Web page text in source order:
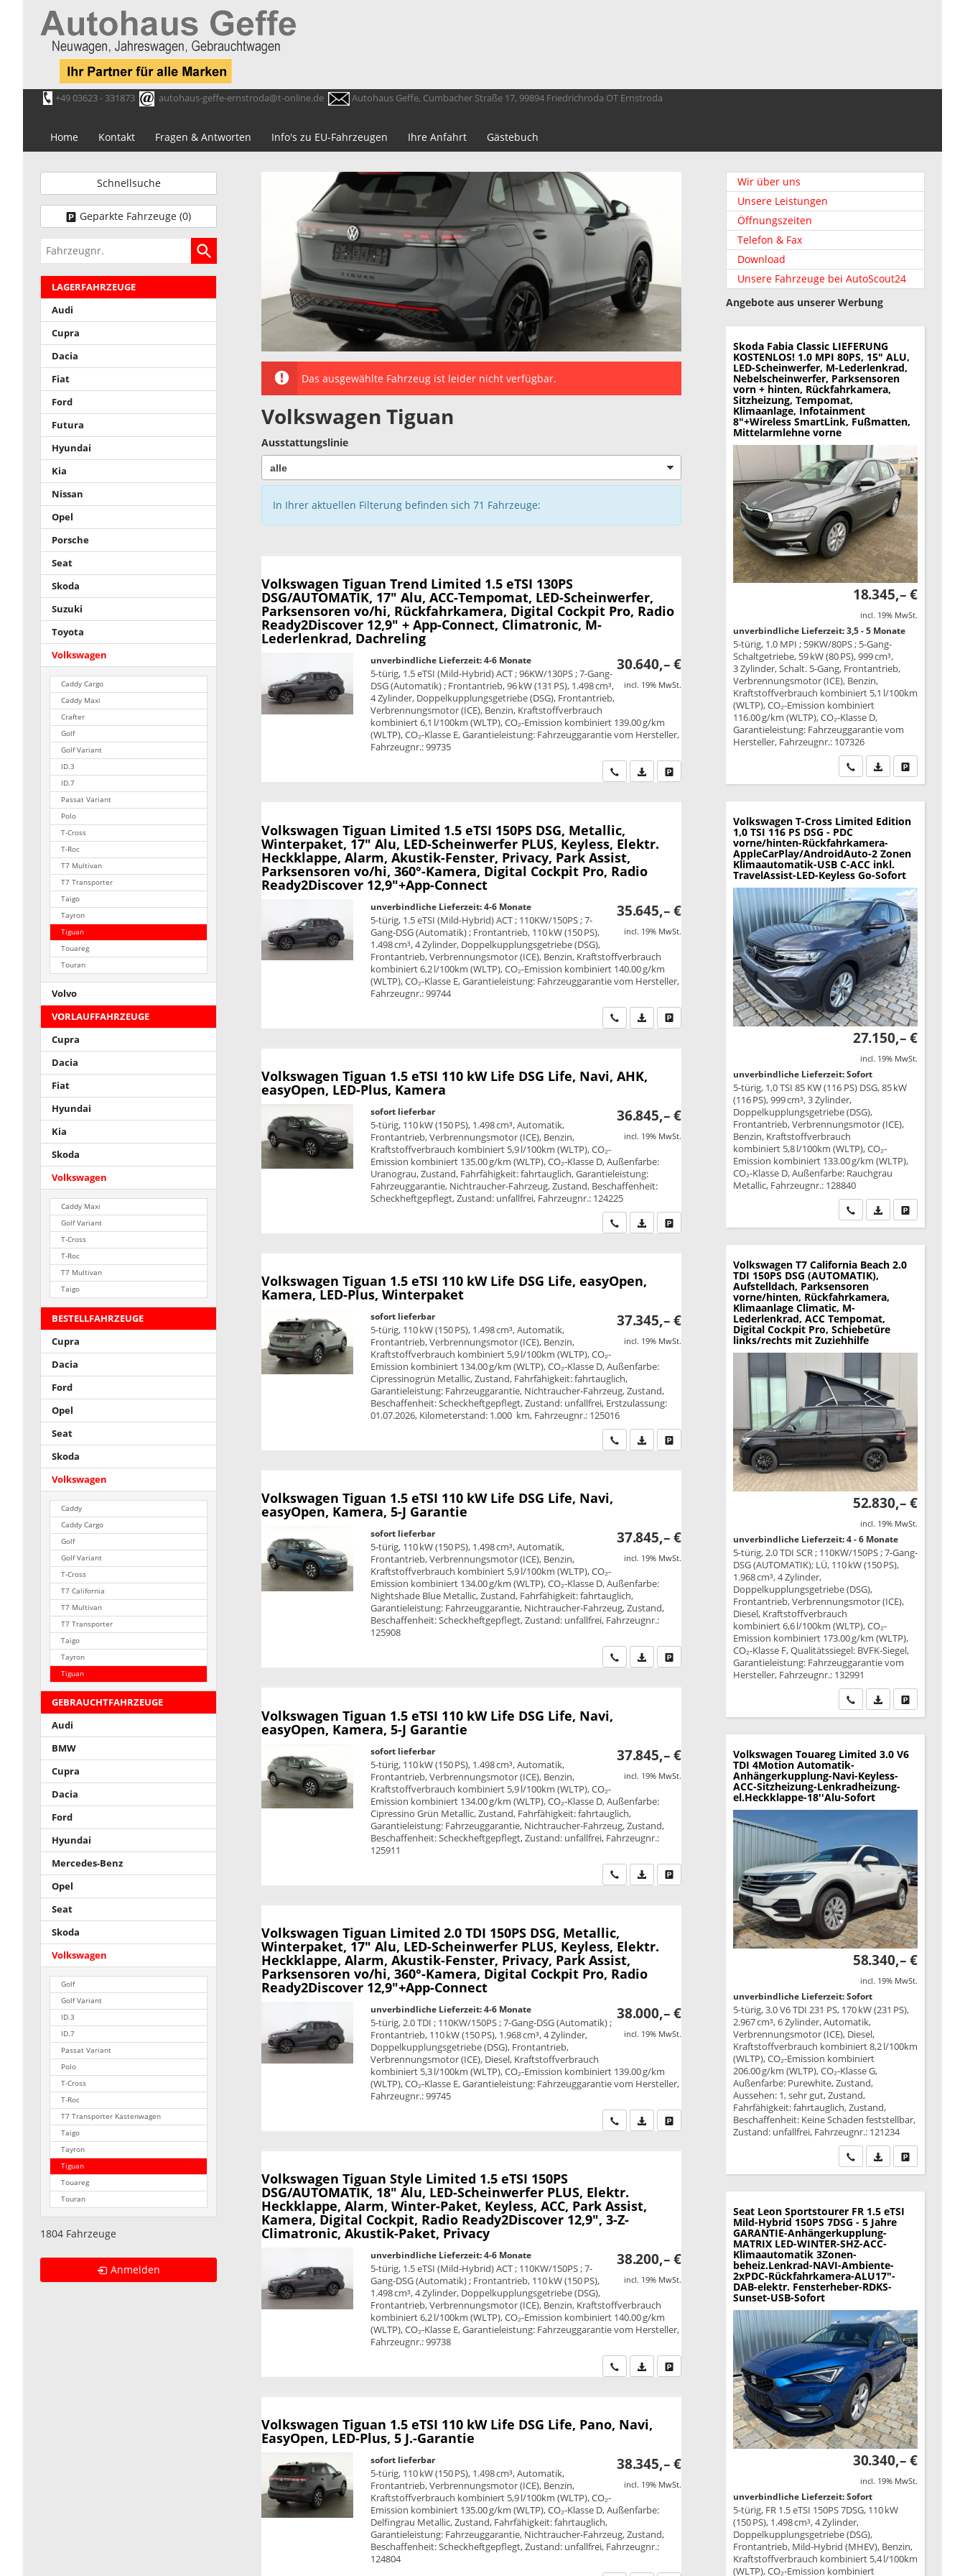
+49 03623 - 331873 autohaus-geffe-ernstroda@t-online.de Autohaus Geffe, Cumbacher Straße 17, 99894 Friedrichroda OT Ernstroda
Home Kontakt Fragen & Antworten Info's zu EU-Fahrzeugen Ihre Anfahrt Gästebuch
Das ausgewählte Fahrzeug ist leider nicht verfügbar.
Volkswagen Tiguan
Ausstattungslinie
In Ihrer aktuellen Filterung befinden sich 71 Fahrzeuge:
Volkswagen Tiguan Trend Limited 1.5 eTSI 130PS
DSG/AUTOMATIK, 17" Alu, ACC-Tempomat, LED-Scheinwerfer,
Parksensoren vo/hi, Rückfahrkamera, Digital Cockpit Pro, Radio
Ready2Discover 12,9" + App-Connect, Climatronic, M-
Lederlenkrad, Dachreling
30.640,– €
incl. 19% MwSt.
unverbindliche Lieferzeit: 4-6 Monate
5-türig, 1.5 eTSI (Mild-Hybrid) ACT ; 96KW/130PS ; 7-Gang-
DSG (Automatik) ; Frontantrieb, 96 kW (131 PS), 1.498 cm³,
4 Zylinder, Doppelkupplungsgetriebe (DSG), Frontantrieb,
Verbrennungsmotor (ICE), Benzin, Kraftstoffverbrauch
kombiniert 6,1 l/100km (WLTP), CO₂-Emission kombiniert 139.00 g/km
(WLTP), CO₂-Klasse E, Garantieleistung: Fahrzeuggarantie vom Hersteller,
Fahrzeugnr.: 99735
Wir rufen Sie anPDF-Datei, Fahrzeugexposé drucken
Volkswagen Tiguan Limited 1.5 eTSI 150PS DSG, Metallic,
Winterpaket, 17" Alu, LED-Scheinwerfer PLUS, Keyless, Elektr.
Heckklappe, Alarm, Akustik-Fenster, Privacy, Park Assist,
Parksensoren vo/hi, 360°-Kamera, Digital Cockpit Pro, Radio
Ready2Discover 12,9"+App-Connect
35.645,– €
incl. 19% MwSt.
unverbindliche Lieferzeit: 4-6 Monate
5-türig, 1.5 eTSI (Mild-Hybrid) ACT ; 110KW/150PS ; 7-
Gang-DSG (Automatik) ; Frontantrieb, 110 kW (150 PS),
1.498 cm³, 4 Zylinder, Doppelkupplungsgetriebe (DSG),
Frontantrieb, Verbrennungsmotor (ICE), Benzin, Kraftstoffverbrauch
kombiniert 6,2 l/100km (WLTP), CO₂-Emission kombiniert 140.00 g/km
(WLTP), CO₂-Klasse E, Garantieleistung: Fahrzeuggarantie vom Hersteller,
Fahrzeugnr.: 99744
Wir rufen Sie anPDF-Datei, Fahrzeugexposé drucken
Drucken, parken oder vergleichen
Volkswagen Tiguan 1.5 eTSI 110 kW Life DSG Life, Navi, AHK,
easyOpen, LED-Plus, Kamera
36.845,– €
incl. 19% MwSt.
sofort lieferbar
5-türig, 110 kW (150 PS), 1.498 cm³, Automatik,
Frontantrieb, Verbrennungsmotor (ICE), Benzin,
Kraftstoffverbrauch kombiniert 5,9 l/100km (WLTP), CO₂-
Emission kombiniert 135.00 g/km (WLTP), CO₂-Klasse D, Außenfarbe:
Uranograu, Zustand, Fahrfähigkeit: fahrtauglich, Garantieleistung:
Fahrzeuggarantie, Nichtraucher-Fahrzeug, Zustand, Beschaffenheit:
Scheckheftgepflegt, Zustand: unfallfrei, Fahrzeugnr.: 124225
Wir rufen Sie anPDF-Datei, Fahrzeugexposé drucken
Volkswagen Tiguan 1.5 eTSI 110 kW Life DSG Life, easyOpen,
Kamera, LED-Plus, Winterpaket
37.345,– €
incl. 19% MwSt.
sofort lieferbar
5-türig, 110 kW (150 PS), 1.498 cm³, Automatik,
Frontantrieb, Verbrennungsmotor (ICE), Benzin,
Kraftstoffverbrauch kombiniert 5,9 l/100km (WLTP), CO₂-
Emission kombiniert 134.00 g/km (WLTP), CO₂-Klasse D, Außenfarbe:
Cipressinogrün Metallic, Zustand, Fahrfähigkeit: fahrtauglich,
Garantieleistung: Fahrzeuggarantie, Nichtraucher-Fahrzeug, Zustand,
Beschaffenheit: Scheckheftgepflegt, Zustand: unfallfrei, Erstzulassung:
01.07.2026, Kilometerstand: 1.000 km, Fahrzeugnr.: 125016
Wir rufen Sie anPDF-Datei, Fahrzeugexposé drucken
Drucken, parken oder vergleichen
Volkswagen Tiguan 1.5 eTSI 110 kW Life DSG Life, Navi,
easyOpen, Kamera, 5-J Garantie
37.845,– €
incl. 19% MwSt.
sofort lieferbar
5-türig, 110 kW (150 PS), 1.498 cm³, Automatik,
Frontantrieb, Verbrennungsmotor (ICE), Benzin,
Kraftstoffverbrauch kombiniert 5,9 l/100km (WLTP), CO₂-
Emission kombiniert 134.00 g/km (WLTP), CO₂-Klasse D, Außenfarbe:
Nightshade Blue Metallic, Zustand, Fahrfähigkeit: fahrtauglich,
Garantieleistung: Fahrzeuggarantie, Nichtraucher-Fahrzeug, Zustand,
Beschaffenheit: Scheckheftgepflegt, Zustand: unfallfrei, Fahrzeugnr.:
125908
Wir rufen Sie anPDF-Datei, Fahrzeugexposé drucken
Drucken, parken oder vergleichen
Volkswagen Tiguan 1.5 eTSI 110 kW Life DSG Life, Navi,
easyOpen, Kamera, 5-J Garantie
37.845,– €
incl. 19% MwSt.
sofort lieferbar
5-türig, 110 kW (150 PS), 1.498 cm³, Automatik,
Frontantrieb, Verbrennungsmotor (ICE), Benzin,
Kraftstoffverbrauch kombiniert 5,9 l/100km (WLTP), CO₂-
Emission kombiniert 134.00 g/km (WLTP), CO₂-Klasse D, Außenfarbe:
Cipressino Grün Metallic, Zustand, Fahrfähigkeit: fahrtauglich,
Garantieleistung: Fahrzeuggarantie, Nichtraucher-Fahrzeug, Zustand,
Beschaffenheit: Scheckheftgepflegt, Zustand: unfallfrei, Fahrzeugnr.:
125911
Wir rufen Sie anPDF-Datei, Fahrzeugexposé drucken
Drucken, parken oder vergleichen
Volkswagen Tiguan Limited 2.0 TDI 150PS DSG, Metallic,
Winterpaket, 17" Alu, LED-Scheinwerfer PLUS, Keyless, Elektr.
Heckklappe, Alarm, Akustik-Fenster, Privacy, Park Assist,
Parksensoren vo/hi, 360°-Kamera, Digital Cockpit Pro, Radio
Ready2Discover 12,9"+App-Connect
38.000,– €
incl. 19% MwSt.
unverbindliche Lieferzeit: 4-6 Monate
5-türig, 2.0 TDI ; 110KW/150PS ; 7-Gang-DSG (Automatik) ;
Frontantrieb, 110 kW (150 PS), 1.968 cm³, 4 Zylinder,
Doppelkupplungsgetriebe (DSG), Frontantrieb,
Verbrennungsmotor (ICE), Diesel, Kraftstoffverbrauch
kombiniert 5,3 l/100km (WLTP), CO₂-Emission kombiniert 139.00 g/km
(WLTP), CO₂-Klasse E, Garantieleistung: Fahrzeuggarantie vom Hersteller,
Fahrzeugnr.: 99745
Wir rufen Sie anPDF-Datei, Fahrzeugexposé drucken
Drucken, parken oder vergleichen
Volkswagen Tiguan Style Limited 1.5 eTSI 150PS
DSG/AUTOMATIK, 18" Alu, LED-Scheinwerfer PLUS, Elektr.
Heckklappe, Alarm, Winter-Paket, Keyless, ACC, Park Assist,
Kamera, Digital Cockpit, Radio Ready2Discover 12,9", 3-Z-
Climatronic, Akustik-Paket, Privacy
38.200,– €
incl. 19% MwSt.
unverbindliche Lieferzeit: 4-6 Monate
5-türig, 1.5 eTSI (Mild-Hybrid) ACT ; 110KW/150PS ; 7-
Gang-DSG (Automatik) ; Frontantrieb, 110 kW (150 PS),
1.498 cm³, 4 Zylinder, Doppelkupplungsgetriebe (DSG),
Frontantrieb, Verbrennungsmotor (ICE), Benzin, Kraftstoffverbrauch
kombiniert 6,2 l/100km (WLTP), CO₂-Emission kombiniert 140.00 g/km
(WLTP), CO₂-Klasse E, Garantieleistung: Fahrzeuggarantie vom Hersteller,
Fahrzeugnr.: 99738
Wir rufen Sie anPDF-Datei, Fahrzeugexposé drucken
Drucken, parken oder vergleichen
Volkswagen Tiguan 1.5 eTSI 110 kW Life DSG Life, Pano, Navi,
EasyOpen, LED-Plus, 5 J.-Garantie
38.345,– €
incl. 19% MwSt.
sofort lieferbar
5-türig, 110 kW (150 PS), 1.498 cm³, Automatik,
Frontantrieb, Verbrennungsmotor (ICE), Benzin,
Kraftstoffverbrauch kombiniert 5,9 l/100km (WLTP), CO₂-
Emission kombiniert 135.00 g/km (WLTP), CO₂-Klasse D, Außenfarbe:
Delfingrau Metallic, Zustand, Fahrfähigkeit: fahrtauglich,
Garantieleistung: Fahrzeuggarantie, Nichtraucher-Fahrzeug, Zustand,
Beschaffenheit: Scheckheftgepflegt, Zustand: unfallfrei, Fahrzeugnr.:
124804
Schnellsuche
Geparkte Fahrzeuge (0)
Fahrzeugnr.
LAGERFAHRZEUGE
Audi
Cupra
Dacia
Fiat
Ford
Futura
Hyundai
Kia
Nissan
Opel
Porsche
Seat
Skoda
Suzuki
Toyota
Volkswagen
Caddy Cargo
Caddy Maxi
Crafter
Golf
Golf Variant
ID.3
ID.7
Passat Variant
Polo
T-Cross
T-Roc
T7 Multivan
T7 Transporter
Taigo
Tayron
Tiguan
Touareg
Touran
Volvo
VORLAUFFAHRZEUGE
Cupra
Dacia
Fiat
Hyundai
Kia
Skoda
Volkswagen
Caddy Maxi
Golf Variant
T-Cross
T-Roc
T7 Multivan
Taigo
BESTELLFAHRZEUGE
Cupra
Dacia
Ford
Opel
Seat
Skoda
Volkswagen
Caddy
Caddy Cargo
Golf
Golf Variant
T-Cross
T7 California
T7 Multivan
T7 Transporter
Taigo
Tayron
Tiguan
GEBRAUCHTFAHRZEUGE
Audi
BMW
Cupra
Dacia
Ford
Hyundai
Mercedes-Benz
Opel
Seat
Skoda
Volkswagen
Golf
Golf Variant
ID.3
ID.7
Passat Variant
Polo
T-Cross
T-Roc
T7 Transporter Kastenwagen
Taigo
Tayron
Tiguan
Touareg
Touran
1804 Fahrzeuge
Anmelden
Wir über uns
Unsere Leistungen
Öffnungszeiten
Telefon & Fax
Download
Unsere Fahrzeuge bei AutoScout24
Angebote aus unserer Werbung
Skoda Fabia Classic LIEFERUNG
KOSTENLOS! 1.0 MPI 80PS, 15" ALU,
LED-Scheinwerfer, M-Lederlenkrad,
Nebelscheinwerfer, Parksensoren
vorn + hinten, Rückfahrkamera,
Sitzheizung, Tempomat,
Klimaanlage, Infotainment
8"+Wireless SmartLink, Fußmatten,
Mittelarmlehne vorne
18.345,– €
incl. 19% MwSt.
unverbindliche Lieferzeit: 3,5 - 5 Monate
5-türig, 1.0 MPI ; 59KW/80PS ; 5-Gang-
Schaltgetriebe, 59 kW (80 PS), 999 cm³,
3 Zylinder, Schalt. 5-Gang, Frontantrieb,
Verbrennungsmotor (ICE), Benzin,
Kraftstoffverbrauch kombiniert 5,1 l/100km
(WLTP), CO₂-Emission kombiniert
116.00 g/km (WLTP), CO₂-Klasse D,
Garantieleistung: Fahrzeuggarantie vom
Hersteller, Fahrzeugnr.: 107326
Wir rufen Sie an
PDF-Datei,Drucken,
Volkswagen T-Cross Limited Edition
1,0 TSI 116 PS DSG - PDC
vorne/hinten-Rückfahrkamera-
AppleCarPlay/AndroidAuto-2 Zonen
Klimaautomatik-USB C-ACC inkl.
TravelAssist-LED-Keyless Go-Sofort
27.150,– €
incl. 19% MwSt.
unverbindliche Lieferzeit: Sofort
5-türig, 1,0 TSI 85 KW (116 PS) DSG, 85 kW
(116 PS), 999 cm³, 3 Zylinder,
Doppelkupplungsgetriebe (DSG),
Frontantrieb, Verbrennungsmotor (ICE),
Benzin, Kraftstoffverbrauch
kombiniert 5,8 l/100km (WLTP), CO₂-
Emission kombiniert 133.00 g/km (WLTP),
CO₂-Klasse D, Außenfarbe: Rauchgrau
Metallic, Fahrzeugnr.: 128840
Wir rufen Sie an
PDF-Datei,Drucken,
Volkswagen T7 California Beach 2.0
TDI 150PS DSG (AUTOMATIK),
Aufstelldach, Parksensoren
vorne/hinten, Rückfahrkamera,
Klimaanlage Climatic, M-
Lederlenkrad, ACC Tempomat,
Digital Cockpit Pro, Schiebetüre
links/rechts mit Zuziehhilfe
52.830,– €
incl. 19% MwSt.
unverbindliche Lieferzeit: 4 - 6 Monate
5-türig, 2.0 TDI SCR ; 110KW/150PS ; 7-Gang-
DSG (AUTOMATIK); LÜ, 110 kW (150 PS),
1.968 cm³, 4 Zylinder,
Doppelkupplungsgetriebe (DSG),
Frontantrieb, Verbrennungsmotor (ICE),
Diesel, Kraftstoffverbrauch
kombiniert 6,6 l/100km (WLTP), CO₂-
Emission kombiniert 173.00 g/km (WLTP),
CO₂-Klasse F, Qualitätssiegel: BVFK-Siegel,
Garantieleistung: Fahrzeuggarantie vom
Hersteller, Fahrzeugnr.: 132991
Wir rufen Sie an
PDF-Datei,Drucken,
Volkswagen Touareg Limited 3.0 V6
TDI 4Motion Automatik-
Anhängerkupplung-Navi-Keyless-
ACC-Sitzheizung-Lenkradheizung-
el.Heckklappe-18''Alu-Sofort
58.340,– €
incl. 19% MwSt.
unverbindliche Lieferzeit: Sofort
5-türig, 3.0 V6 TDI 231 PS, 170 kW (231 PS),
2.967 cm³, 6 Zylinder, Automatik,
Verbrennungsmotor (ICE), Diesel,
Kraftstoffverbrauch kombiniert 8,2 l/100km
(WLTP), CO₂-Emission kombiniert
206.00 g/km (WLTP), CO₂-Klasse G,
Außenfarbe: Purewhite, Zustand,
Aussehen: 1, sehr gut, Zustand,
Fahrfähigkeit: fahrtauglich, Zustand,
Beschaffenheit: Keine Schäden feststellbar,
Zustand: unfallfrei, Fahrzeugnr.: 121234
Wir rufen Sie an
PDF-Datei,Drucken,
Seat Leon Sportstourer FR 1.5 eTSI
Mild-Hybrid 150PS 7DSG - 5 Jahre
GARANTIE-Anhängerkupplung-
MATRIX LED-WINTER-SHZ-ACC-
Klimaautomatik 3Zonen-
beheiz.Lenkrad-NAVI-Ambiente-
2xPDC-Rückfahrkamera-ALU17"-
DAB-elektr. Fensterheber-RDKS-
Sunset-USB-Sofort
30.340,– €
incl. 19% MwSt.
unverbindliche Lieferzeit: Sofort
5-türig, FR 1.5 eTSI 150PS 7DSG, 110 kW
(150 PS), 1.498 cm³, 4 Zylinder,
Doppelkupplungsgetriebe (DSG),
Frontantrieb, Mild-Hybrid (MHEV), Benzin,
Kraftstoffverbrauch kombiniert 5,4 l/100km
(WLTP), CO₂-Emission kombiniert